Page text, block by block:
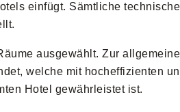
einfügt. Sämtliche
ausgewählt. Zur
welche mit hocheffizienten
Hotel gewährleistet ist.